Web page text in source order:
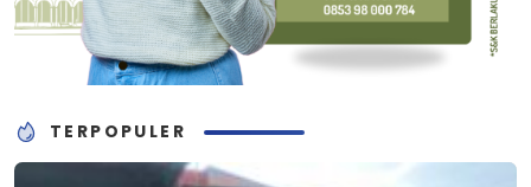
TERPOPULER